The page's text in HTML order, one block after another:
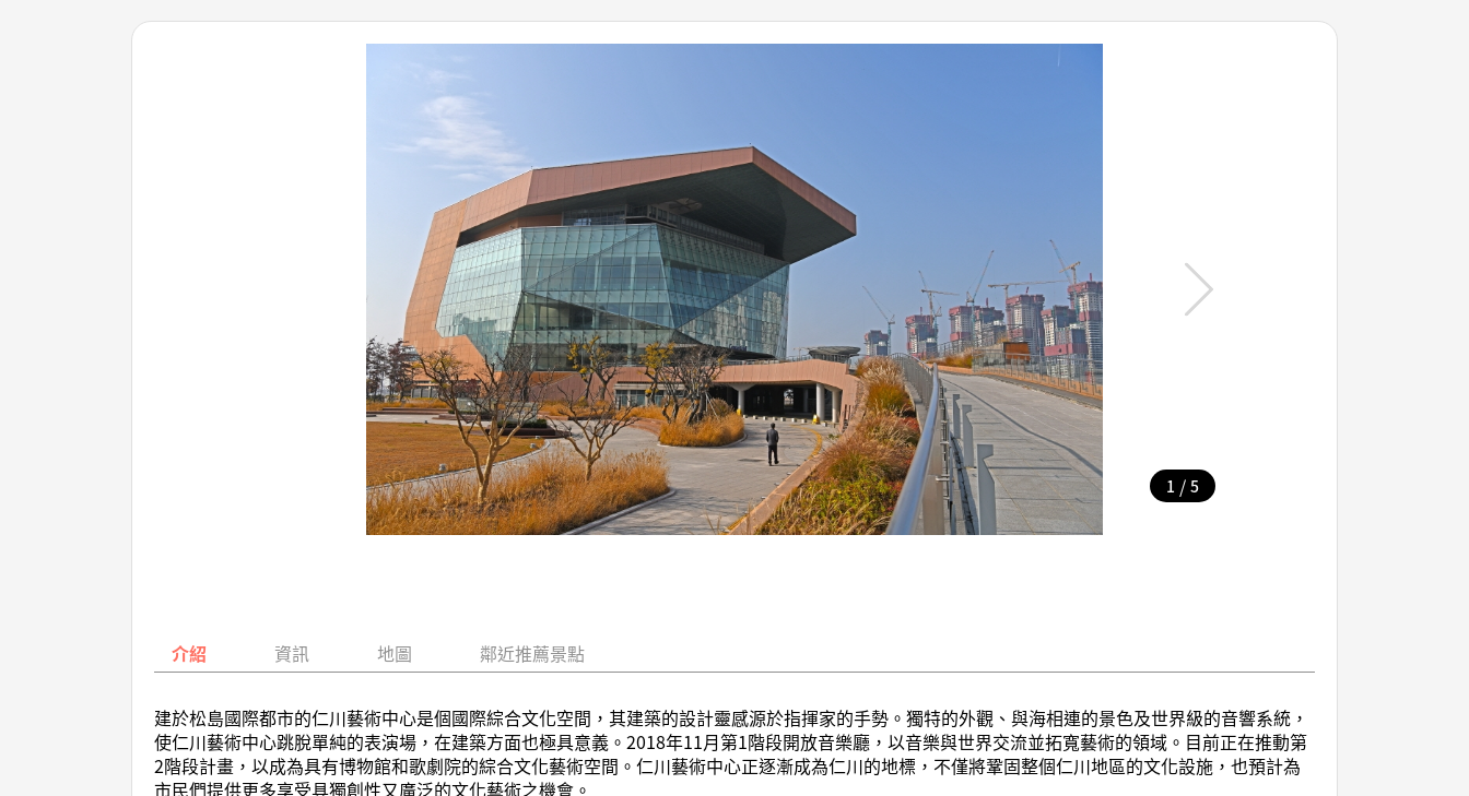
1 / 5
介紹 資訊 地圖 鄰近推薦景點
建於松島國際都市的仁川藝術中心是個國際綜合文化空間，其建築的設計靈感源於指揮家的手勢。獨特的外觀、與海相連的景色及世界級的音響系統，
使仁川藝術中心跳脫單純的表演場，在建築方面也極具意義。2018年11月第1階段開放音樂廳，以音樂與世界交流並拓寬藝術的領域。目前正在推動第
2階段計畫，以成為具有博物館和歌劇院的綜合文化藝術空間。仁川藝術中心正逐漸成為仁川的地標，不僅將鞏固整個仁川地區的文化設施，也預計為
市民們提供更多享受具獨創性又廣泛的文化藝術之機會。